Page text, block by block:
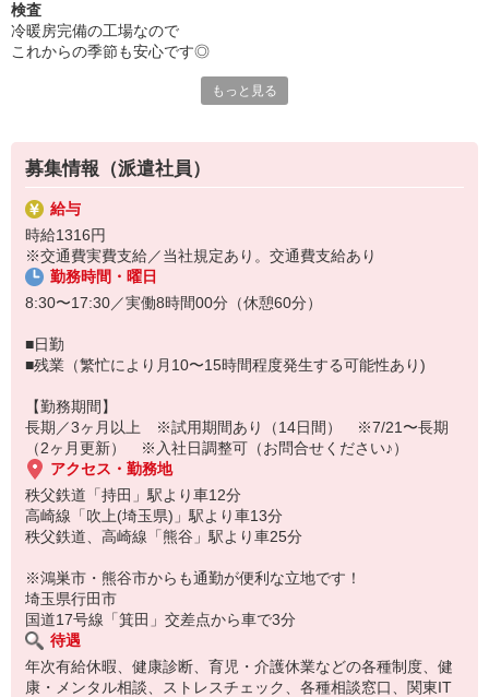
空調完備なので汗をかく心配なし！
あなたの製造経験をここで活かしませんか？
＜事業内容＞半導体、理化学、医療機器の設計・開発から製造・
＜従業員数＞50人以上‐100人未満
＜働いている年齢層＞20代〜50代
検査
冷暖房完備の工場なので
これからの季節も安心です◎
電子機器や医療機器に使われる
＜仕事内容＞
・マシンにセット
・ボタンをポチっと押す
・加工が終わったら取り出す
・目視でチェック
【ここがポイント！】
静かな雰囲気の中で
もっと見る
募集情報（派遣社員）
給与
時給1316円
※交通費実費支給／当社規定あり。交通費支給あり
勤務時間・曜日
8:30〜17:30／実働8時間00分（休憩60分）
■日勤
■残業（繁忙により月10〜15時間程度発生する可能性あり)
【勤務期間】
長期／3ヶ月以上 ※試用期間あり（14日間） ※7/21〜長期
（2ヶ月更新） ※入社日調整可（お問合せください♪）
アクセス・勤務地
秩父鉄道「持田」駅より車12分
高崎線「吹上(埼玉県)」駅より車13分
秩父鉄道、高崎線「熊谷」駅より車25分
※鴻巣市・熊谷市からも通勤が便利な立地です！
埼玉県行田市
国道17号線「箕田」交差点から車で3分
待遇
年次有給休暇、健康診断、育児・介護休業などの各種制度、健
康・メンタル相談、ストレスチェック、各種相談窓口、関東IT